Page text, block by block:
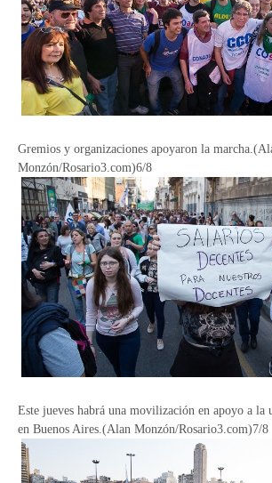
Gremios y organizaciones apoyaron la
Monzón/Rosario3.com)6/8
Este jueves habrá una movilización en apoyo a la
en Buenos Aires.(Alan Monzón/Rosario3.com)7/8